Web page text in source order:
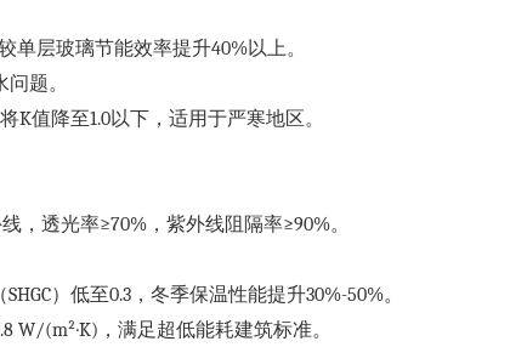
单层玻璃节能效率提升40%以上。
题。
K值降至1.0以下，适用于严寒地区。
，透光率≥70%，紫外线阻隔率≥90%。
）低至0.3，冬季保温性能提升30%-50%。
W/(m²·K)，满足超低能耗建筑标准。